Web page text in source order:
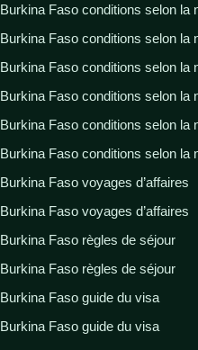
Burkina Faso conditions selon la
Burkina Faso conditions selon la
Burkina Faso conditions selon la
Burkina Faso conditions selon la
Burkina Faso conditions selon la
Burkina Faso conditions selon la
Burkina Faso voyages d’affaires
Burkina Faso voyages d’affaires
Burkina Faso règles de séjour
Burkina Faso règles de séjour
Burkina Faso guide du visa
Burkina Faso guide du visa